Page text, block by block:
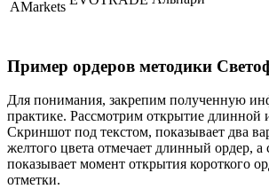
Пример ордеров методики
Для понимания, закрепим полученную
практике. Рассмотрим открытие длинной
Скриншот под текстом, показывает два
желтого цвета отмечает длинный ордер, а
показывает момент открытия короткого
отметки.